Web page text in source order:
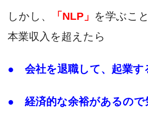
しかし、 「NLP」 を学ぶこ
本業収入を超えたら
● 会社を退職して、起業す
● 経済的な余裕があるので